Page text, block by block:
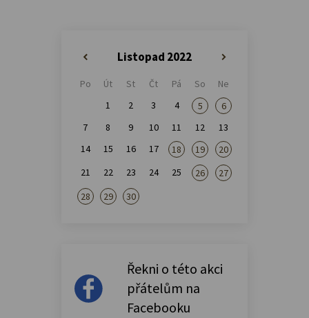
Listopad 2022
»
Po Út St Čt Pá So
Ne
1
2 3 4 5
6
7
8 9 10 11 12
13
14
15 16 17 18 19
20
21
22 23 24 25 26
27
28
29 30
Řekni o této akci
přátelům na
Facebooku